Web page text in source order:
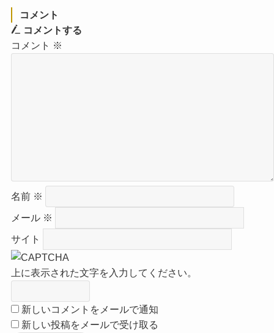
コメント
コメントする
コメント ※
名前 ※
メール ※
サイト
上に表示された文字を入力してください。
新しいコメントをメールで通知
新しい投稿をメールで受け取る